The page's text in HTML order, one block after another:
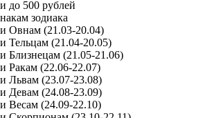
до 500 рублей
зодиака
Овнам (21.03-20.04)
Тельцам (21.04-20.05)
Близнецам (21.05-21.06)
Ракам (22.06-22.07)
Львам (23.07-23.08)
Девам (24.08-23.09)
Весам (24.09-22.10)